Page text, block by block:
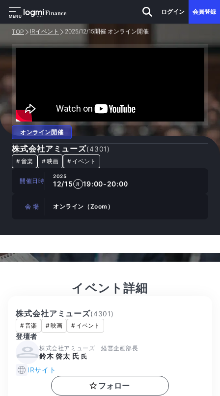
MENU
ログイン 会員登録
TOP IRイベント 2025/12/15開催 オンライン開催
オンライン開催
株式会社アミューズ(4301)
#音楽 #映画 # イベント
開催日時
2025
12/15 月 19:00-20:00
会 場 オンライン（Zoom）
イベント詳細
株式会社アミューズ(4301)
#音楽 #映画 # イベント
登壇者
株式会社アミューズ 経営企画部長
鈴木 啓太 氏 氏
IRサイト
フォロー